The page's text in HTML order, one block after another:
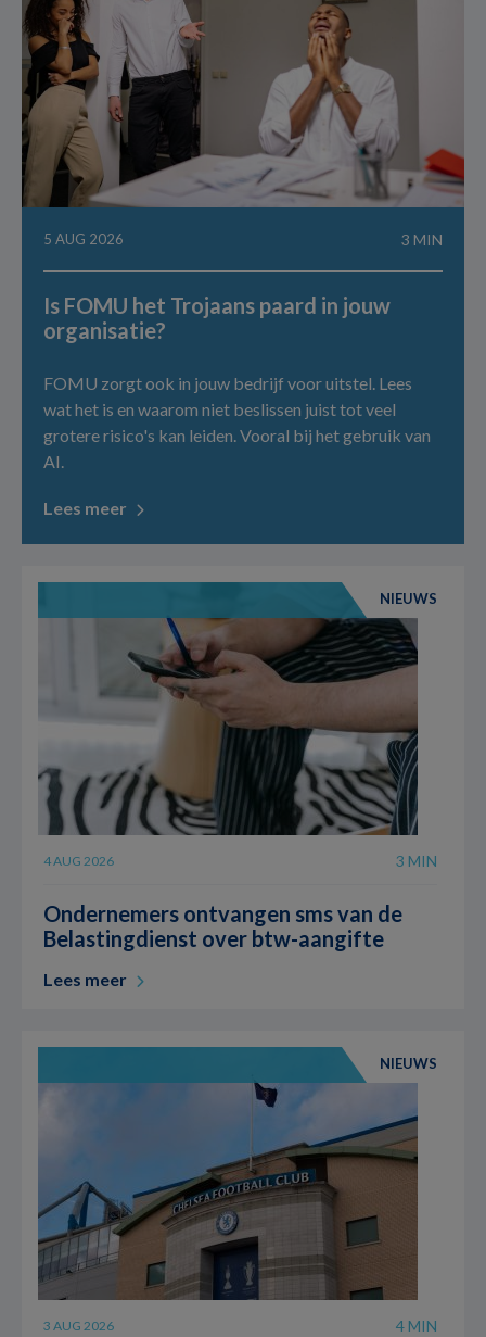
5 AUG 2026 3 MIN
Is FOMU het Trojaans paard in jouw
organisatie?
FOMU zorgt ook in jouw bedrijf voor uitstel. Lees
wat het is en waarom niet beslissen juist tot veel
grotere risico's kan leiden. Vooral bij het gebruik van
AI.
Lees meer
NIEUWS
4 AUG 2026 3 MIN
Ondernemers ontvangen sms van de
Belastingdienst over btw-aangifte
Lees meer
NIEUWS
3 AUG 2026 4 MIN